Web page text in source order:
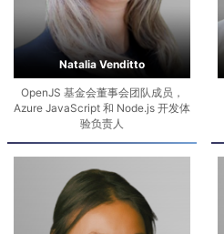
Natalia Venditto
OpenJS 基金会董事会团队成员，
Azure JavaScript 和 Node.js 开发体
验负责人